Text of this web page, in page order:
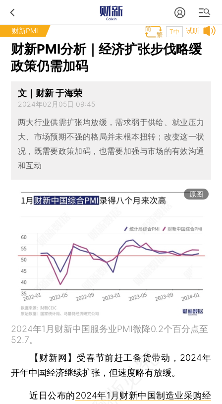
财新PMI 试听
T中
财新PMI分析｜经济扩张步伐略缓
政策仍需加码
文｜财新 于海荣
2024年02月05日 09:45
两大行业供需扩张均放缓，需求弱于供给、就业压力
大、市场预期不强的格局并未根本扭转；改变这一状
况，既需要政策加码，也需要加强与市场的有效沟通
和互动
原图
2024年1月财新中国服务业PMI微降0.2个百分点至
52.7。
【财新网】 受春节前赶工备货带动，2024年
开年中国经济继续扩张，但速度略有放缓。
近日公布的2024年1月财新中国制造业采购经